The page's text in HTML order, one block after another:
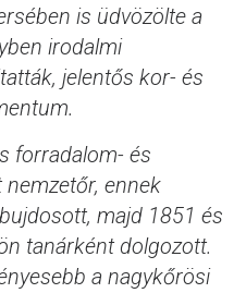
is üdvözölte a
irodalmi
jelentős kor- és
forradalom- és
ennek
majd 1851 és
tanárként dolgozott.
a nagykőrösi